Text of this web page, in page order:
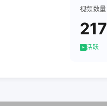
视频数量
217
活跃